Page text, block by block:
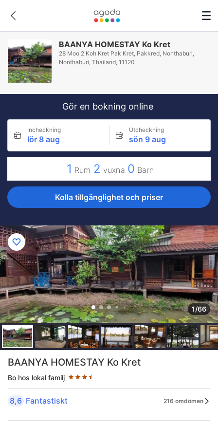
BAANYA HOMESTAY Ko Kret
28 Moo 2 Koh Kret Pak Kret, Pakkred, Nonthaburi,
Nonthaburi, Thailand, 11120
Gör en bokning online
Incheckning
lör 8 aug
Utcheckning
sön 9 aug
1 Rum 2 vuxna 0 Barn
Kolla tillgänglighet och priser
1/66
BAANYA HOMESTAY Ko Kret
Bo hos lokal familj
Stjärnklassificering: 3.5 stjärnor
8,6 Fantastiskt 216 omdömen